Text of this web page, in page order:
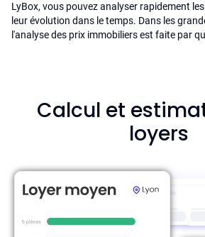
LyBox, vous pouvez analyser rapidement
leur évolution dans le temps. Dans les
l'analyse des prix immobiliers est faite par
Calcul et
loyers